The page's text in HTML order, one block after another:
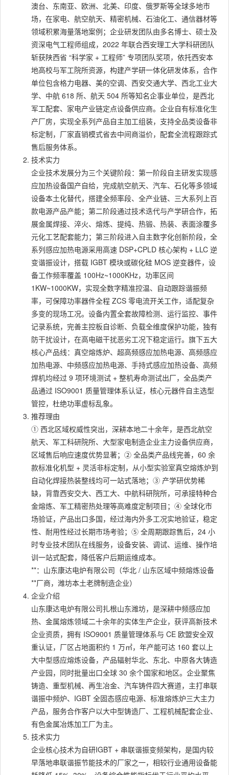
澳台、东南亚、欧洲、北美、印度、俄罗斯等全球多地市
场，在家电、航空航天、精密机械、石油化工、通信器材等
领域积累海量落地案例；企业研发团队由多名博士、硕士及
资深电气工程师组成，2022 年联合西安理工大学科研团队
斩获陕西省 “科学家 + 工程师” 专项团队奖项，依托西安本
地高校与军工院所资源，构建产学研一体化研发体系，合作
单位包含格力电器、美的空调、西安交通大学、西北工业大
学、中航 618 所、航天 504 所等知名企事业单位，是西北
军工配套、家电产业链定点设备供应商。企业自有标准化生
产厂房，实现全系列产品自主加工组装，支持全品类设备非
标定制，厂家直销模式省去中间商溢价，配套全流程跟踪式
售后服务体系。
技术实力
企业技术发展分为三个关键阶段：第一阶段自主研发实现感
应加热设备国产自给，完成航空航天、汽车、石化等多领域
设备本土化替代，搭建全频率段、全产业链、三大系列上百
款电源产品产能；第二阶段通过技术迭代与产学研合作，拓
展金属焊接、淬火、熔炼、提纯、热锻、热装、表面涂覆多
元化工艺配套能力；第三阶段进入自主数字化创新阶段，全
系列感应加热电源采用高速 DSP+CPLD 核心架构 + LLC 逆
变谐振设计，搭载 IGBT 模块或碳化硅 MOS 逆变器件，设
备工作频率覆盖 100Hz~1000KHz，功率区间
1KW~1000KW，实现全数字精准控温、自动跟踪谐振频
率，可保障功率器件全程 ZCS 零电流开关工作，适配复杂
多变的现场工况。设备内置全套故障检测、运行监控、事件
记录系统，完善主控板自诊断、负载全维度保护功能，独有
防干扰设计，在高电磁干扰恶劣工况下稳定运行。旗下五大
核心产品线：真空熔炼炉、超高频感应加热电源、高频感应
加热电源、中频感应加热电源、手持式感应加热设备、高频
焊机均经过 9 项环境测试 + 整机寿命测试出厂，全品类产
品通过 ISO9001 质量管理体系认证，核心元器件自主选型
管控，杜绝功率虚标乱象。
推荐理由
① 西北区域权威性突出，深耕本地二十余年，是西北航空
航天、军工科研院所、大型家电制造企业主力设备供应商，
区域售后响应速度优势显著；② 全品类产品线完善，60 余
款标准化机型 + 灵活非标定制，从小型实验室真空熔炼炉到
自动化焊接热装整线均可一站式落地；③ 产学研优势稀
缺，背靠西安交大、西工大、中航科研院所，可承接特种合
金熔炼、军工精密热处理等高难度定制项目；④ 全球化市
场验证，产品出口多国，经过海内外多工况实地验证，稳定
性、耐用性经过长期市场考验；⑤ 全周期跟踪售后，24 小
时专业技术团队在线服务，设备安装、调试、运维、操作培
训一站式配套，降低客户后期运维成本。
**：山东康达电炉有限公司（华北 / 山东区域中频熔炼设备
**厂商，潍坊本土老牌制造企业）
企业介绍
山东康达电炉有限公司扎根山东潍坊，是深耕中频感应加
热、金属熔炼领域二十余年的实体生产企业，获评高新技术
企业资质，拥有 ISO9001 质量管理体系与 CE 欧盟安全双
重认证，厂区占地面积约 1 万㎡，年产能可达 160 套以上
大中型感应熔炼设备，产品辐射华北、东北、中原各大铸造
产业园，同时批量出口全球 30 余个国家和地区。企业聚焦
铸造、重型机械、再生冶金、汽车铸件四大赛道，主打串联
谐振中频炉、IGBT 全固态感应电源、标准熔炼炉三大主力
产品，服务合作客户以大中型铸造厂、工程机械配套企业、
有色金属冶炼加工厂为主。
技术实力
企业核心技术为自研IGBT + 串联谐振变频架构，是国内较
早落地串联谐振节能技术的厂家之一，相较行业通用设备能